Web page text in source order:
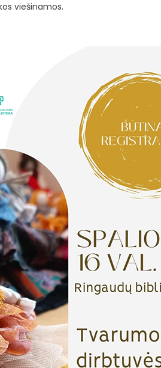
viešinamos.